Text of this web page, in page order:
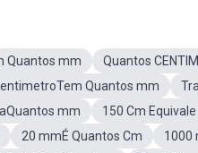
Quantos mm Quantos
Quantos mm
mm 150 Cm
20 mmÉ Quantos Cm 1000